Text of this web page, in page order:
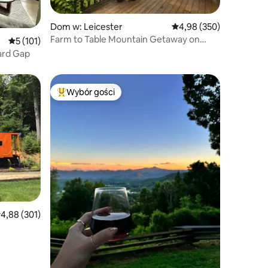
Średnia ocena: 5 na 5, liczba recenzji: 101
5 (101)
Gap
Dom w: Leicester Średnia ocena: 4,98
4,98 (350)
Farm to Table Mountain Getaway on
ocena: 4,88 na 5, liczba recenzji: 301
4,88 (301)
Najpopularniejsze z kategorii Wybór gości
Wybór gości